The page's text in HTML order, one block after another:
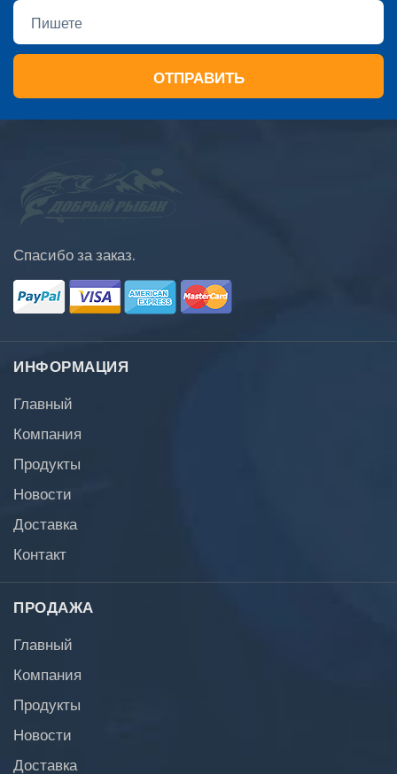
ОТПРАВИТЬ
Спасибо за заказ.
ИНФОРМАЦИЯ
Главный
Компания
Продукты
Новости
Доставка
Контакт
ПРОДАЖА
Главный
Компания
Продукты
Новости
Доставка